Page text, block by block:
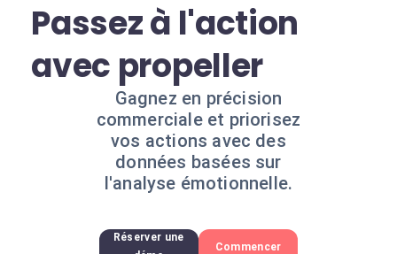
Passez à l'action
avec propeller
Gagnez en précision
commerciale et priorisez
vos actions avec des
données basées sur
l'analyse émotionnelle.
Réserver une
Commencer